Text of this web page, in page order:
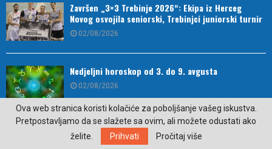
Završen „3×3 Trebinje 2026“: Ekipa iz Herceg
Novog osvojila seniorski, Trebinjci juniorski turnir
02/08/2026
Nedjeljni horoskop od 3. do 9. avgusta
02/08/2026
Proglašen najbolji parfem svih vremena
Ova web stranica koristi kolačiće za poboljšanje vašeg iskustva.
Pretpostavljamo da se slažete sa ovim, ali možete odustati ako
želite.
Prihvati Pročitaj više